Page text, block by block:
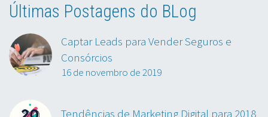
Últimas Postagens do BLog
Captar Leads para Vender Seguros e
Consórcios
16 de novembro de 2019
Tendências de Marketing Digital para 2018